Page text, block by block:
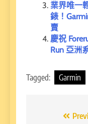
業界唯一
錶！
賣
慶祝
Run 亞洲
Tagged: Garmin